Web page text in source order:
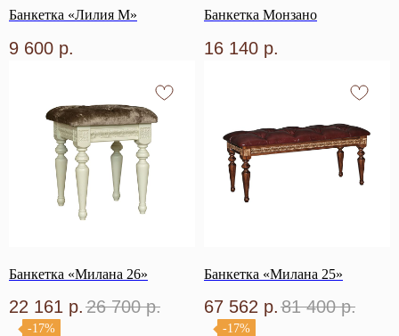
Банкетка «Лилия М»
9 600 р.
Банкетка Монзано
16 140 р.
Банкетка «Милана 26»
22 161 р. 26 700 р.
-17%
Банкетка «Милана 25»
67 562 р. 81 400 р.
-17%